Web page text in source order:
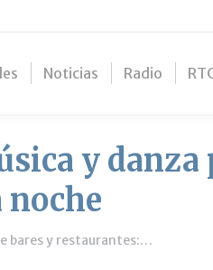
Noticias Radio
y
noche
bares y restaurantes:…